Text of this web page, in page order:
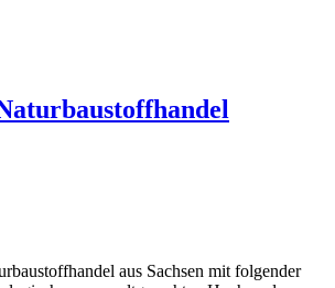
aus Sachsen mit folgender